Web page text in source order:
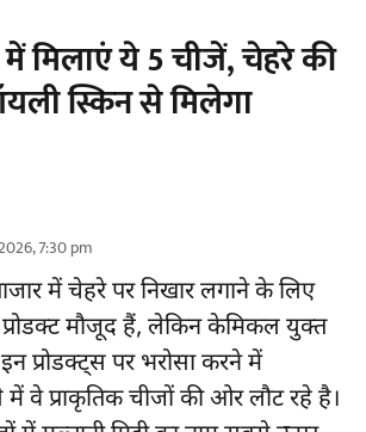
में मिलाएं ये 5 चीजें, चेहरे की
स्किन से मिलेगा
7:30 pm
मेंचेहरे पर निखारलगाने के लिए
मौजूद हैं, लेकिन केमिकल युक्त
प्रोडक्ट्स पर भरोसा करने में
वे प्राकृतिक चीजों की ओर लौट रहे है।